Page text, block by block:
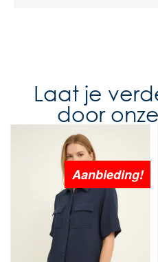
Laat je
door
Aanbieding!